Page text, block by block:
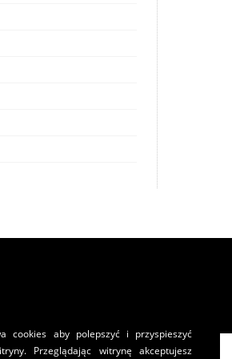
cookies aby polepszyć i przyspieszyć
Przeglądając witrynę akceptujesz